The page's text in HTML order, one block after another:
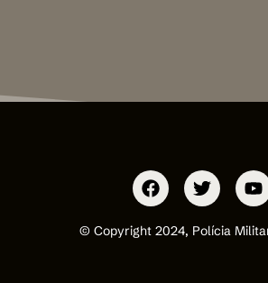
© Copyright 2024, Polícia